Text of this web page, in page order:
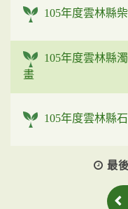
105年度雲林縣
105年度雲林縣
畫
105年度雲林縣
最